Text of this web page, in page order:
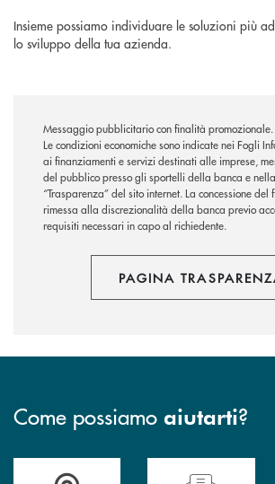
Insieme possiamo individuare le soluzioni più
lo sviluppo della tua azienda.
Messaggio pubblicitario con finalità promozionale.
Le condizioni economiche sono indicate nei Fogli
ai finanziamenti e servizi destinati alle imprese,
del pubblico presso gli sportelli della banca e
“Trasparenza” del sito internet. La concessione del
rimessa alla discrezionalità della banca previo
requisiti necessari in capo al richiedente.
PAGINA
Come possiamo aiutarti?
Trova la filiale più vicina a teHai bisogno di